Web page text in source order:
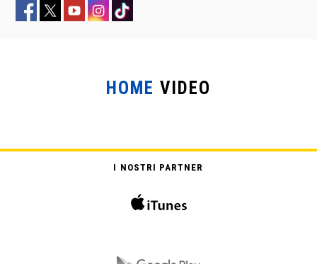
HOME VIDEO
I NOSTRI PARTNER